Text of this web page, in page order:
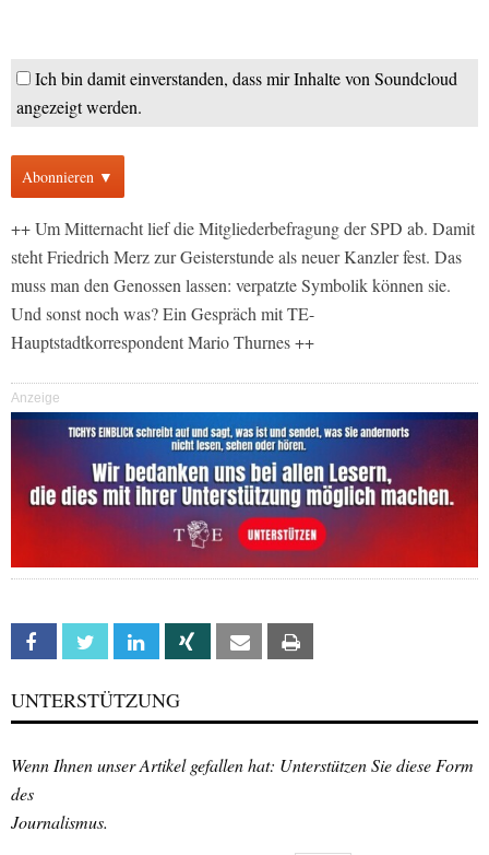
Ich bin damit einverstanden, dass mir Inhalte von Soundcloud
angezeigt werden.
Abonnieren ▼
++ Um Mitternacht lief die Mitgliederbefragung der SPD ab. Damit
steht Friedrich Merz zur Geisterstunde als neuer Kanzler fest. Das
muss man den Genossen lassen: verpatzte Symbolik können sie.
Und sonst noch was? Ein Gespräch mit TE-
Hauptstadtkorrespondent Mario Thurnes ++
Anzeige
Facebook Twitter Linkedin Xing Email
UNTERSTÜTZUNG
Wenn Ihnen unser Artikel gefallen hat: Unterstützen Sie diese Form
des
Journalismus.